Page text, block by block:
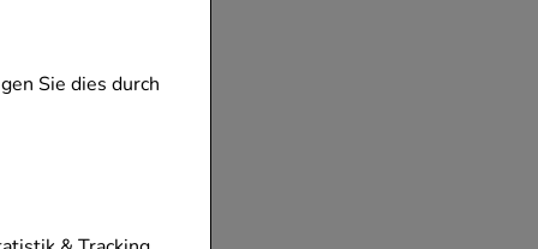
Sie dies durch